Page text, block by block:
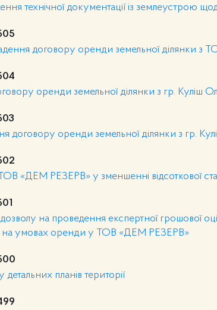
технічної документації із землеустрою
договору оренди земельної ділянки з
оренди земельної ділянки з гр. Куліш
договору оренди земельної ділянки з гр.
«ДЕМ РЕЗЕРВ» у зменшенні відсоткової
на проведення експертної грошової
на умовах оренди у ТОВ «ДЕМ РЕЗЕРВ»
планів території